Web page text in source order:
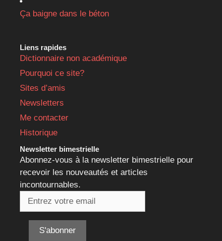
Ça baigne dans le béton
Liens rapides
Dictionnaire non académique
Pourquoi ce site?
Sites d’amis
Newsletters
Me contacter
Historique
Newsletter bimestrielle
Abonnez-vous à la newsletter bimestrielle pour
recevoir les nouveautés et articles
incontournables.